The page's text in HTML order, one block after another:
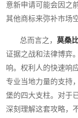
意新申请可能会因之
其他商标来弥补市场
总而言之， 莫桑
证据之战和法律博弈
响。权利人的快速响
专业当地力量的支持
堡的四大支柱。对于
深刻理解这套攻略，